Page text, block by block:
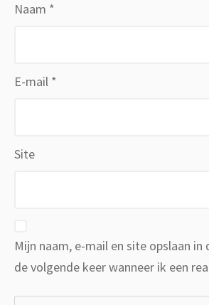
Naam *
E-mail *
Site
Mijn naam, e-mail en site opslaan in
de volgende keer wanneer ik een